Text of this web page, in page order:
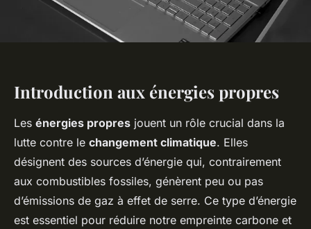
Introduction aux énergies propres
Les énergies propres jouent un rôle crucial dans la
lutte contre le changement climatique. Elles
désignent des sources d’énergie qui, contrairement
aux combustibles fossiles, génèrent peu ou pas
d’émissions de gaz à effet de serre. Ce type d’énergie
est essentiel pour réduire notre empreinte carbone et